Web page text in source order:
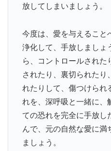
放してしまいましょう。
今度は、愛を与えること
浄化して、手放しましょ
ら、コントロールされた
されたり、裏切られたり
れたりして、傷つけられ
れを、深呼吸と一緒に、
ての恐れを完全に手放し
んで、元の自然な愛に満
ましょう。